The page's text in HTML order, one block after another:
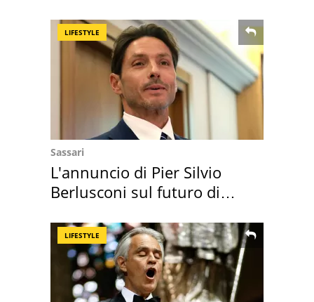
LIFESTYLE
Sassari
L'annuncio di Pier Silvio
Berlusconi sul futuro di
LIFESTYLE